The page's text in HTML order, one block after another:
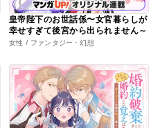
皇帝陛下のお世話係〜女官暮らしが
幸せすぎて後宮から出られません～
女性 / ファンタジー・幻想